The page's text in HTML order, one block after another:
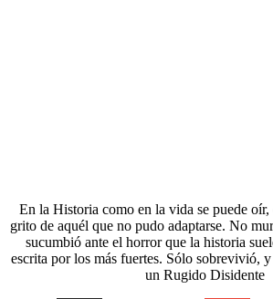
En la Historia como en la vida se puede oír,
grito de aquél que no pudo adaptarse. No
sucumbió ante el horror que la historia
escrita por los más fuertes. Sólo sobrevivió,
un Rugido Disidente